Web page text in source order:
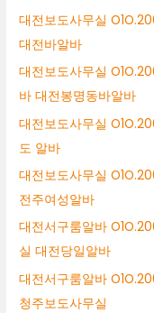
대전보도사무실
대전바알바
대전보도사무실
바 대전봉명동바알바
대전보도사무실
도 알바
대전보도사무실
전주여성알바
대전서구룸알바
실 대전당일알바
대전서구룸알바
청주보도사무실